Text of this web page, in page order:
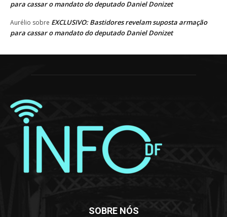
para cassar o mandato do deputado Daniel Donizet
Aurélio sobre EXCLUSIVO: Bastidores revelam suposta armação
para cassar o mandato do deputado Daniel Donizet
SOBRE NÓS